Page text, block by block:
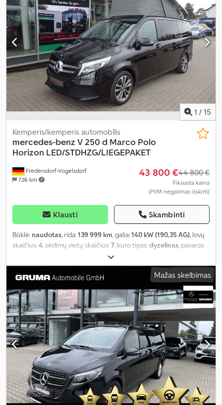
navigacijos sistema, oro kondicionavimas, oro pagalvė,
stumdomos durys, suodžių filtras,
1 / 15
Fredersdorf-Vogelsdorf
726 km
Kemperis/kemperis automobīlis
mercedes-benz V 250 d Marco Polo
Horizon LED/STDHZG/LIEGEPAKET
43 800 €44 800 €
Fiksuota kaina
(PVM negalimas išskirti)
Klausti Skambinti
Būklė: naudotas, rida:139 999 km, galia:140 kW (190,35 AG), lovų
skaičius:4, sėdimų vietų skaičius:7, kuro tipas:dyzelinas, pavaros
juodas, pirmoji registracija:
emisijos klasė:nėra, pakaba:kitas, vairuotojo kabina:kitas, kuras:
dyzelinas, Įranga:ABS, autonominis šildytuvas, borto
programa (ESP), imobilaizerio sistema, kruizo kontrolė,
navigacijos sistema, oro kondicionavimas, oro pagalvė,
stumdomos durys, suodžių filtras,
Mažas skelbimas